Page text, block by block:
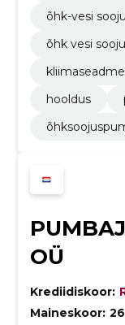
õhk-vesi
õhk vesi
hooldus
OÜ
Krediidiskoor:
Maineskoor: